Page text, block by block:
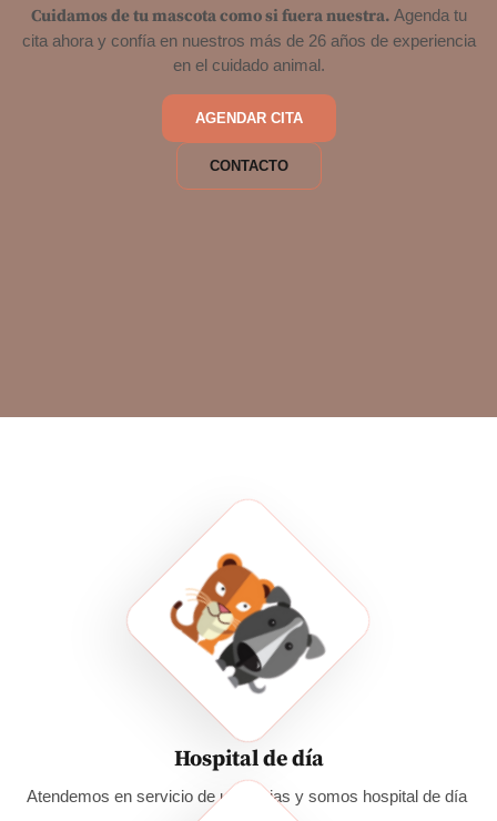
Cuidamos de tu mascota como si fuera nuestra. Agenda tu
cita ahora y confía en nuestros más de 26 años de experiencia
en el cuidado animal.
AGENDAR CITA
CONTACTO
Hospital de día
Atendemos en servicio de urgencias y somos hospital de día